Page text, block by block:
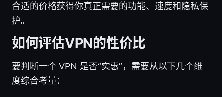
合适的价格获得你真正需要的功能、速度和隐私保
护。
如何评估VPN的性价比
要判断一个 VPN 是否“实惠”，需要从以下几个维
度综合考量：